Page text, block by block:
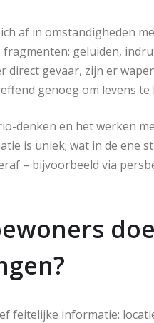
af in omstandigheden
geluiden,
direct gevaar, zijn er
genoeg om levens te
denken en het werken
is uniek; wat in de ene
– bijvoorbeeld via
feitelijke informatie: